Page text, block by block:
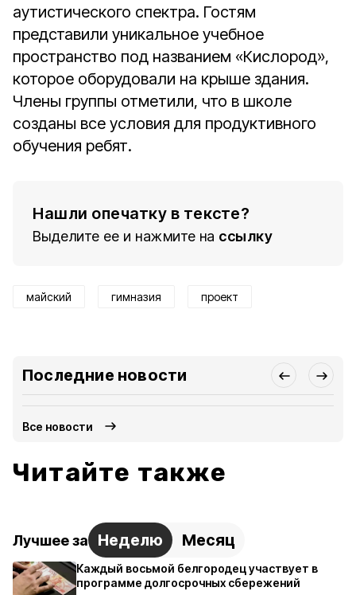
аутистического спектра. Гостям
представили уникальное учебное
пространство под названием «Кислород»,
которое оборудовали на крыше здания.
Члены группы отметили, что в школе
созданы все условия для продуктивного
обучения ребят.
Нашли опечатку в тексте?
Выделите ее и нажмите на ссылку
майский гимназия проект
Последние новости
Все новости
Читайте также
Лучшее за Неделю Месяц
Каждый восьмой белгородец участвует в
программе долгосрочных сбережений